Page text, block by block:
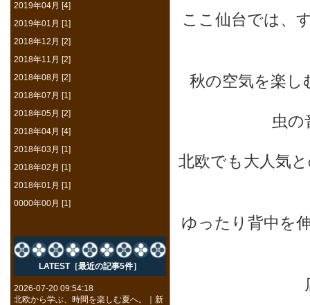
ここ仙台では、
秋の空気を楽し
虫の
北欧でも大人気
ゆったり背中を
2019年04月 [4]
2019年01月 [1]
2018年12月 [2]
2018年11月 [2]
2018年08月 [2]
2018年07月 [1]
2018年05月 [2]
2018年04月 [4]
2018年03月 [1]
2018年02月 [1]
2018年01月 [1]
0000年00月 [1]
LATEST［最近の記事5件］
2026-07-20 09:54:18
北欧から学ぶ、時間を楽しむ夏へ。｜新